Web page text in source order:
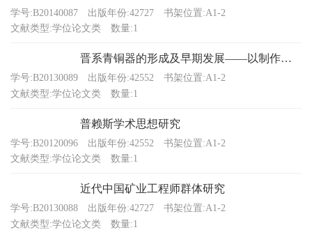
学号:B20140087 出版年份:42727
书架位置:A1-2
文献类型:学位论文类
数量:1
晋系青铜器的形成及早期发展——以制作技术研究为中心
学号:B20130089 出版年份:42552
书架位置:A1-2
文献类型:学位论文类
数量:1
普赖斯学术思想研究
学号:B20120096 出版年份:42552
书架位置:A1-2
文献类型:学位论文类
数量:1
近代中国矿业工程师群体研究
学号:B20130088 出版年份:42727
书架位置:A1-2
文献类型:学位论文类
数量:1